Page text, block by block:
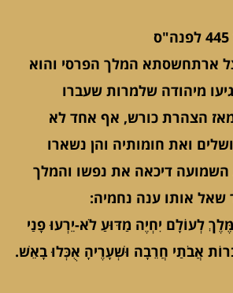
ארתחשסתא המלך הפרסי והוא
מיהודה שלמרות שעברו
90 שנה מאז הצהרת כורש, אף אחד לא
ואת חומותיה והן נשארו
השמועה דיכאה את נפשו והמלך
אותו ענה נחמיה:
לְעוֹלָם יִחְיֶה מַדּוּעַ לֹא-יֵרְעוּ פָנַי
אֲבֹתַי חֲרֵבָה וּשְׁעָרֶיהָ אֻכְּלוּ בָאֵשׁ.